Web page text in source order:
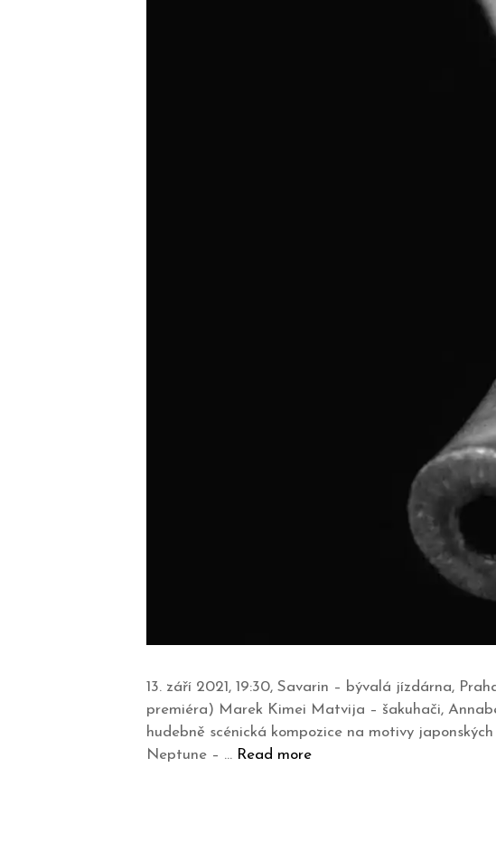
13. září 2021, 19:30, Savarin – bývalá jízdárna,
premiéra) Marek Kimei Matvija – šakuhači,
hudebně scénická kompozice na motivy
Neptune – … Read more